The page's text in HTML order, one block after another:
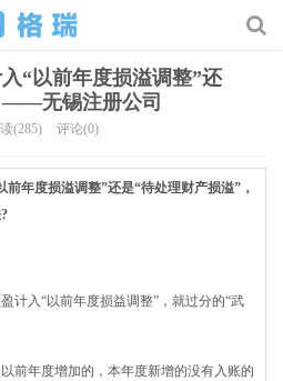
“以前年度损溢调整”还
——无锡注册公司
(285) 评论(0)
前年度损溢调整”还是“待处理财产损溢”，
入“以前年度损益调整”，就过分的“武
年度增加的，本年度新增的没有入账的